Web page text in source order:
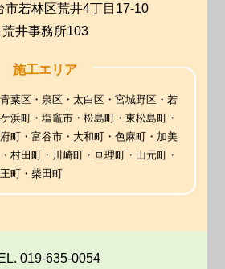
市若林区荒井4丁目17-10
荒井事務所103
施工エリア
青葉区・泉区・太白区・宮城野区・若
浜町・塩竈市・松島町・東松島町・
町・富谷市・大和町・色麻町・加美
村田町・川崎町・亘理町・山元町・
町・柴田町
019-635-0054